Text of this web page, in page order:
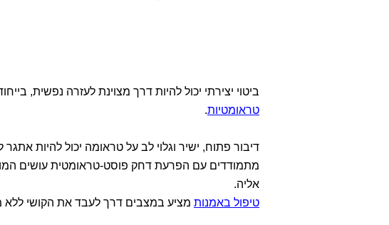
ביטוי יצירתי יכול להיות דרך מצוינת לעזרה נפשית,
טראומטיות.
דיבור פתוח, ישיר וגלוי לב על טראומה יכול להיות
מתמודדים עם הפרעת דחק פוסט-טראומטית עושים
אליה.
טיפול באמנות מציע במצבים דרך לעבד את הקושי ללא